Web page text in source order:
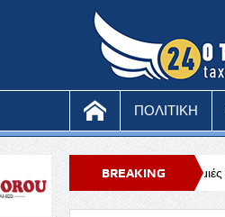
ΠΟΛΙΤΙΚΗ
BREAKING
NEWS
ζημιές σε χωριά της Πάφου